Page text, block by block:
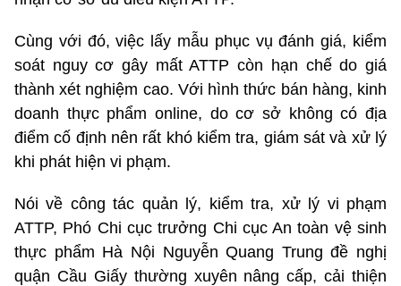
Cùng với đó, việc lấy mẫu phục vụ đánh giá, kiểm
soát nguy cơ gây mất ATTP còn hạn chế do giá
thành xét nghiệm cao. Với hình thức bán hàng, kinh
doanh thực phẩm online, do cơ sở không có địa
điểm cố định nên rất khó kiểm tra, giám sát và xử lý
khi phát hiện vi phạm.
Nói về công tác quản lý, kiểm tra, xử lý vi phạm
ATTP, Phó Chi cục trưởng Chi cục An toàn vệ sinh
thực phẩm Hà Nội Nguyễn Quang Trung đề nghị
quận Cầu Giấy thường xuyên nâng cấp, cải thiện